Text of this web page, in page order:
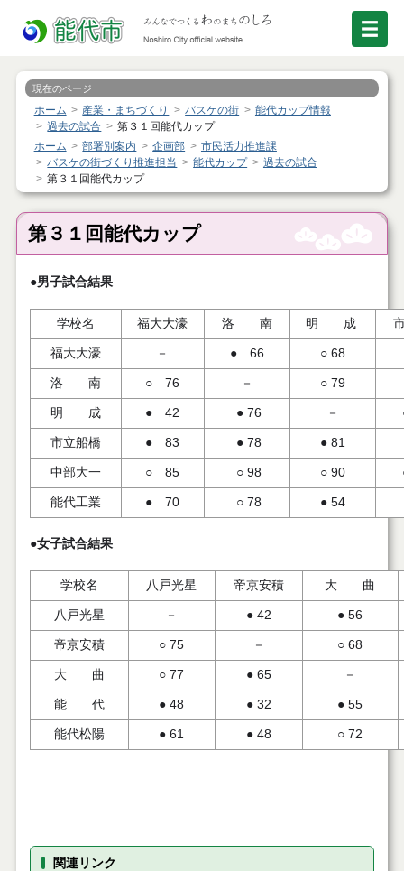
現在のページ
ホーム 産業・まちづくり バスケの街
能代カップ情報
過去の試合
第３１回能代カップ
ホーム
部署別案内 企画部
市民活力推進課
バスケの街づくり推進担当
能代カップ
過去の試合
第３１回能代カップ
第３１回能代カップ
●男子試合結果
学校名 福大大濠 洛 南 明 成
福大大濠 － ● 66 ○ 68
洛 南 ○ 76 － ○ 79
明 成 ● 42 ● 76 －
市立船橋 ● 83 ● 78 ● 81
中部大一 ○ 85 ○ 98 ○ 90
能代工業 ● 70 ○ 78 ● 54
●女子試合結果
学校名 八戸光星 帝京安積 大 曲
八戸光星 － ● 42 ● 56
帝京安積 ○ 75 － ○ 68
大 曲 ○ 77 ● 65 －
能 代 ● 48 ● 32 ● 55
能代松陽 ● 61 ● 48 ○ 72
関連リンク